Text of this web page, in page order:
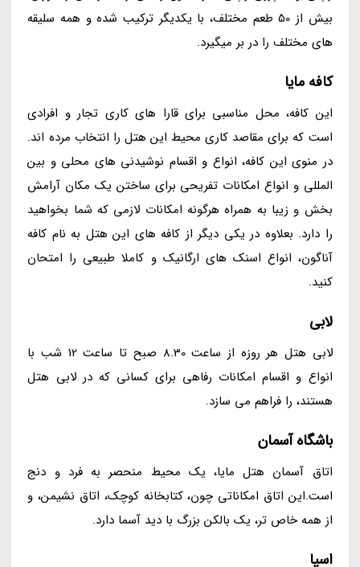
بیش از 50 طعم مختلف، با یکدیگر ترکیب شده و همه سلیقه
های مختلف را در بر میگیرد.
کافه مایا
این کافه، محل مناسبی برای قارا های کاری تجار و افرادی
است که برای مقاصد کاری محیط این هتل را انتخاب مرده اند.
در منوی این کافه، انواع و اقسام نوشیدنی های محلی و بین
المللی و انواع امکانات تفریحی برای ساختن یک مکان آرامش
بخش و زیبا به همراه هرگونه امکانات لازمی که شما بخواهید
را دارد. بعلاوه در یکی دیگر از کافه های این هتل به نام کافه
آناگون، انواع اسنک های ارگانیک و کاملا طبیعی را امتحان
کنید.
لابی
لابی هتل هر روزه از ساعت 8.30 صبح تا ساعت 12 شب با
انواع و اقسام امکانات رفاهی برای کسانی که در لابی هتل
هستند، را فراهم می سازد.
باشگاه آسمان
اتاق آسمان هتل مایا، یک محیط منحصر به فرد و دنج
است.این اتاق امکاناتی چون، کتابخانه کوچک، اتاق نشیمن، و
از همه خاص تر، یک بالکن بزرگ با دید آسما دارد.
اسپا